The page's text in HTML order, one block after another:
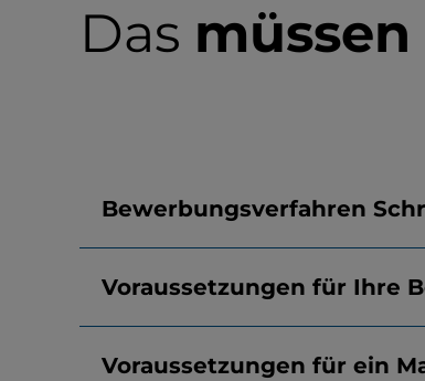
Das müssen
Bewerbungsverfahren
Voraussetzungen für Ihre
Voraussetzungen für ein
YouTube